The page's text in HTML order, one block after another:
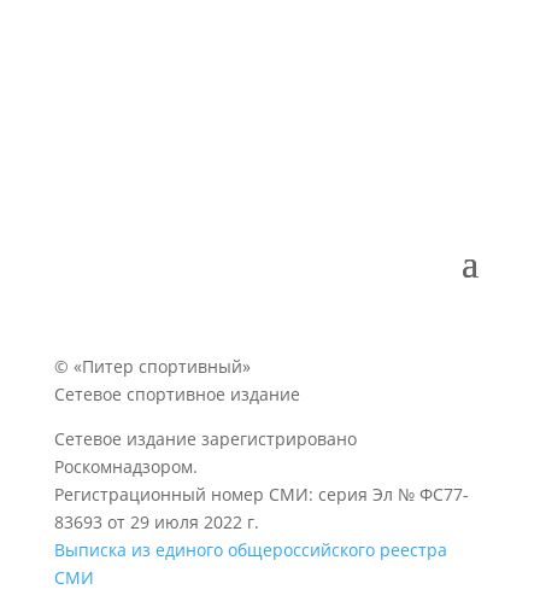
© «Питер спортивный»
Сетевое спортивное издание
Сетевое издание зарегистрировано
Роскомнадзором.
Регистрационный номер СМИ: серия Эл № ФС77-
83693 от 29 июля 2022 г.
Выписка из единого общероссийского реестра
СМИ